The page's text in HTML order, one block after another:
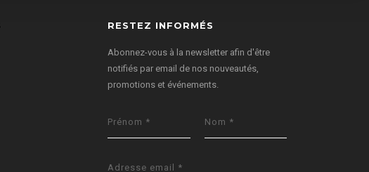
RESTEZ INFORMÉS
Abonnez-vous à la newsletter afin d'être
notifiés par email de nos nouveautés,
promotions et événements.